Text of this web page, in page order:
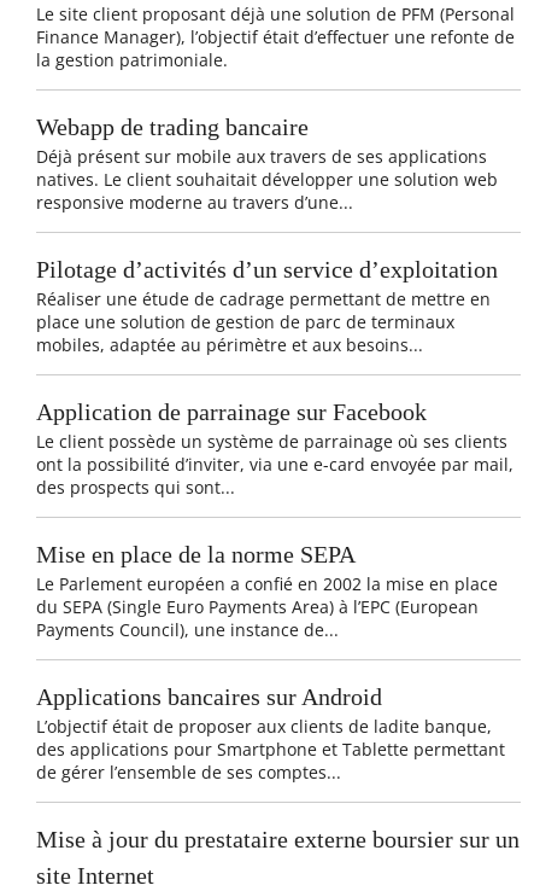
Le site client proposant déjà une solution de PFM (Personal
Finance Manager), l’objectif était d’effectuer une refonte de
la gestion patrimoniale.
Webapp de trading bancaire
Déjà présent sur mobile aux travers de ses applications
natives. Le client souhaitait développer une solution web
responsive moderne au travers d’une...
Pilotage d’activités d’un service d’exploitation
Réaliser une étude de cadrage permettant de mettre en
place une solution de gestion de parc de terminaux
mobiles, adaptée au périmètre et aux besoins...
Application de parrainage sur Facebook
Le client possède un système de parrainage où ses clients
ont la possibilité d’inviter, via une e-card envoyée par mail,
des prospects qui sont...
Mise en place de la norme SEPA
Le Parlement européen a confié en 2002 la mise en place
du SEPA (Single Euro Payments Area) à l’EPC (European
Payments Council), une instance de...
Applications bancaires sur Android
L’objectif était de proposer aux clients de ladite banque,
des applications pour Smartphone et Tablette permettant
de gérer l’ensemble de ses comptes...
Mise à jour du prestataire externe boursier sur un
site Internet